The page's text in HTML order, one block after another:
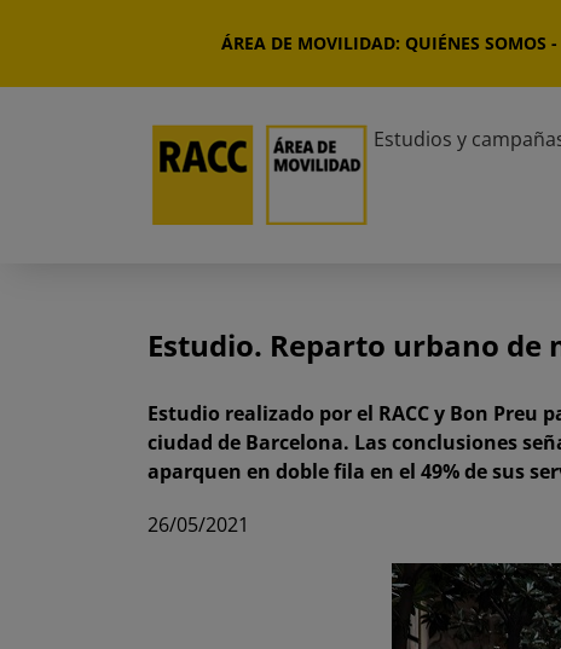
ÁREA DE MOVILIDAD: QUIÉNES SOMOS -
Estudios y
Estudio. Reparto urbano
Estudio realizado por el RACC y Bon
ciudad de Barcelona. Las conclusiones
aparquen en doble fila en el 49% de sus
26/05/2021